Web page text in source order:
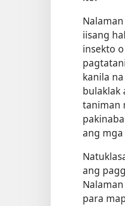
iisang
insekto
kanila
bulaklak
taniman
ang
ang
para